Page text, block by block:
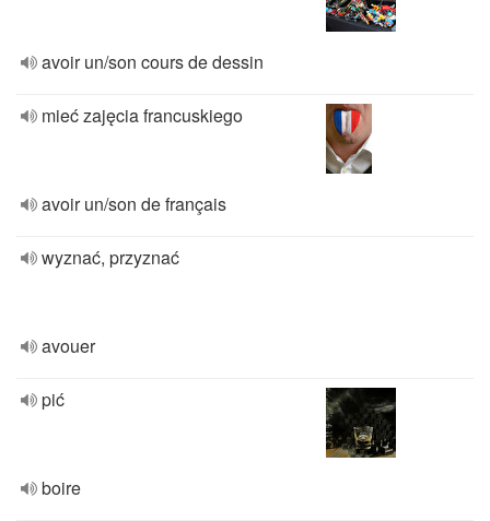
avoir un/son cours de dessin
mieć zajęcia francuskiego
avoir un/son de français
wyznać, przyznać
avouer
pić
boire